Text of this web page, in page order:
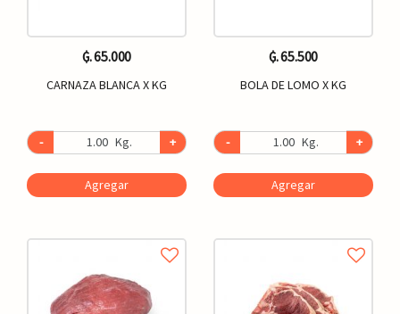
₲. 65.000
CARNAZA BLANCA X KG
- Kg. +
Agregar
₲. 65.500
BOLA DE LOMO X KG
- Kg. +
Agregar